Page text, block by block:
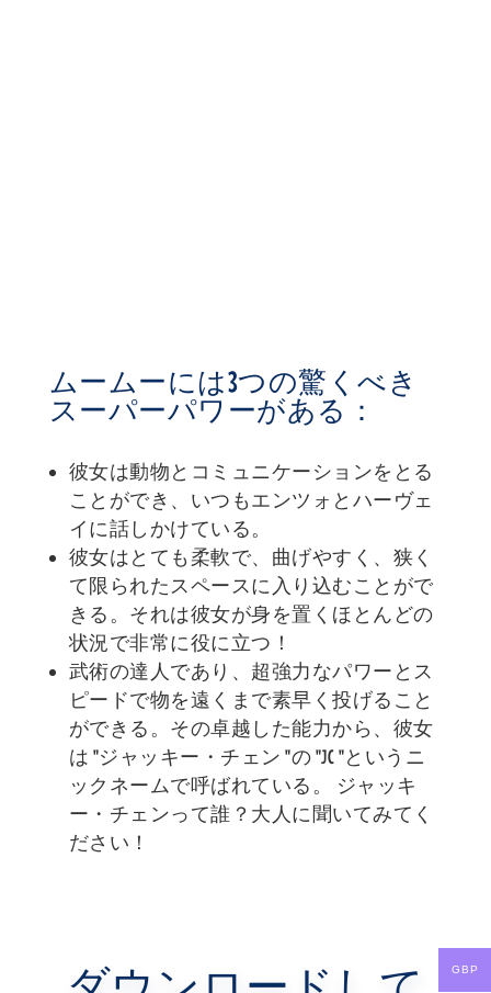
ムームーには3つの驚くべき
スーパーパワーがある：
彼女は動物とコミュニケーションをとる
ことができ、いつもエンツォとハーヴェ
イに話しかけている。
彼女はとても柔軟で、曲げやすく、狭く
て限られたスペースに入り込むことがで
きる。それは彼女が身を置くほとんどの
状況で非常に役に立つ！
武術の達人であり、超強力なパワーとス
ピードで物を遠くまで素早く投げること
ができる。その卓越した能力から、彼女
は "ジャッキー・チェン "の "JC "というニ
ックネームで呼ばれている。 ジャッキ
ー・チェンって誰？大人に聞いてみてく
ださい！
GBP